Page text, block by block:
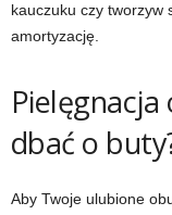
kauczuku czy tworzyw
amortyzację.
dbać o
Aby Twoje ulubione